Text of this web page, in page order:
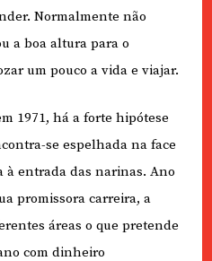
Normalmente não
a boa altura para o
um pouco a vida e viajar.
1971, há a forte hipótese
se espelhada na face
à entrada das narinas. Ano
promissora carreira, a
áreas o que pretende
com dinheiro